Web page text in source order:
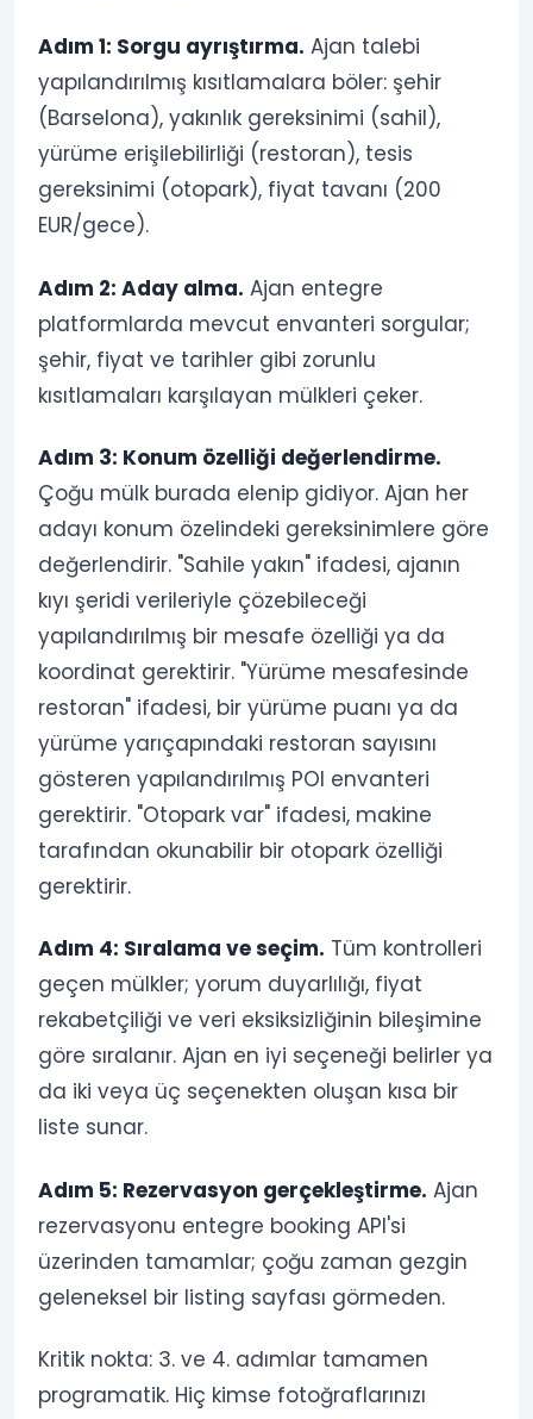
Adım 1: Sorgu ayrıştırma. Ajan talebi
yapılandırılmış kısıtlamalara böler: şehir
(Barselona), yakınlık gereksinimi (sahil),
yürüme erişilebilirliği (restoran), tesis
gereksinimi (otopark), fiyat tavanı (200
EUR/gece).
Adım 2: Aday alma. Ajan entegre
platformlarda mevcut envanteri sorgular;
şehir, fiyat ve tarihler gibi zorunlu
kısıtlamaları karşılayan mülkleri çeker.
Adım 3: Konum özelliği değerlendirme.
Çoğu mülk burada elenip gidiyor. Ajan her
adayı konum özelindeki gereksinimlere göre
değerlendirir. "Sahile yakın" ifadesi, ajanın
kıyı şeridi verileriyle çözebileceği
yapılandırılmış bir mesafe özelliği ya da
koordinat gerektirir. "Yürüme mesafesinde
restoran" ifadesi, bir yürüme puanı ya da
yürüme yarıçapındaki restoran sayısını
gösteren yapılandırılmış POI envanteri
gerektirir. "Otopark var" ifadesi, makine
tarafından okunabilir bir otopark özelliği
gerektirir.
Adım 4: Sıralama ve seçim. Tüm kontrolleri
geçen mülkler; yorum duyarlılığı, fiyat
rekabetçiliği ve veri eksiksizliğinin bileşimine
göre sıralanır. Ajan en iyi seçeneği belirler ya
da iki veya üç seçenekten oluşan kısa bir
liste sunar.
Adım 5: Rezervasyon gerçekleştirme. Ajan
rezervasyonu entegre booking API'si
üzerinden tamamlar; çoğu zaman gezgin
geleneksel bir listing sayfası görmeden.
Kritik nokta: 3. ve 4. adımlar tamamen
programatik. Hiç kimse fotoğraflarınızı